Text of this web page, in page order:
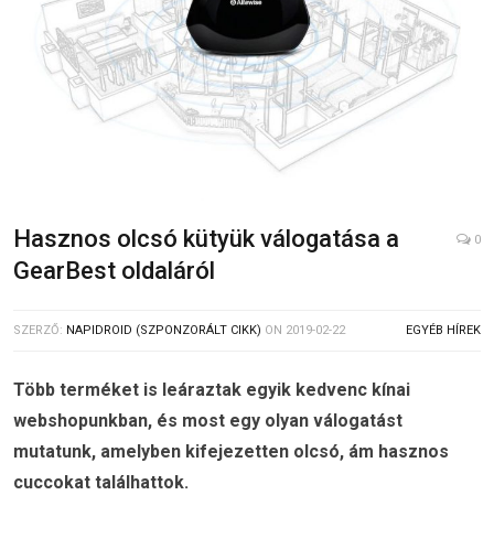
Hasznos olcsó kütyük válogatása a
GearBest oldaláról
0
SZERZŐ: NAPIDROID (SZPONZORÁLT CIKK) ON 2019-02-22 EGYÉB HÍREK
Több terméket is leáraztak egyik kedvenc kínai
webshopunkban, és most egy olyan válogatást
mutatunk, amelyben kifejezetten olcsó, ám hasznos
cuccokat találhattok.